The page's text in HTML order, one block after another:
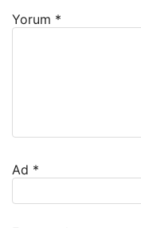
Yorum *
Ad *